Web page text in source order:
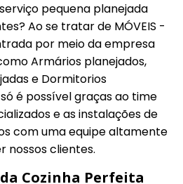
pequena planejada
Ao se tratar de MÓVEIS -
por meio da empresa
Armários planejados,
e Dormitorios
é possível graças ao time
e as instalações de
com uma equipe altamente
nossos clientes.
Cozinha Perfeita